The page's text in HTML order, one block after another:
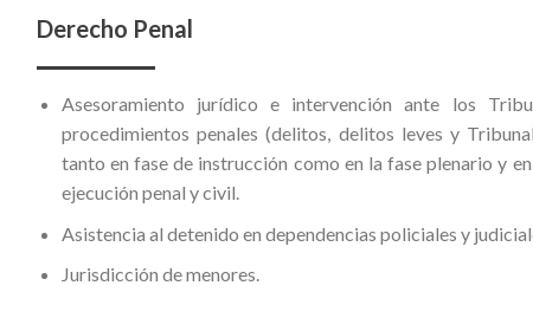
Derecho Penal
Asesoramiento jurídico e intervención ante los
procedimientos penales (delitos, delitos leves y
tanto en fase de instrucción como en la fase plenario y
ejecución penal y civil.
Asistencia al detenido en dependencias policiales y
Jurisdicción de menores.